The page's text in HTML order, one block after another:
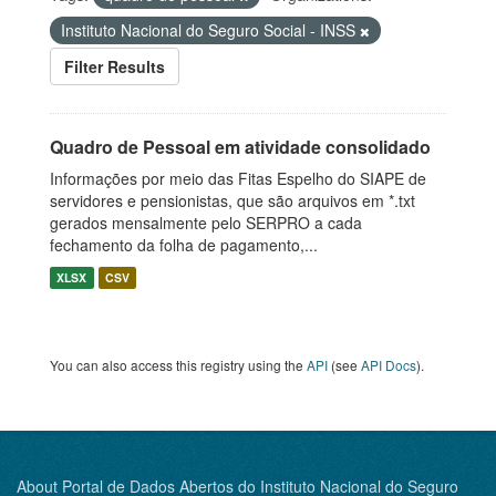
Instituto Nacional do Seguro Social - INSS
Filter Results
Quadro de Pessoal em atividade consolidado
Informações por meio das Fitas Espelho do SIAPE de
servidores e pensionistas, que são arquivos em *.txt
gerados mensalmente pelo SERPRO a cada
fechamento da folha de pagamento,...
XLSX CSV
You can also access this registry using the API (see API Docs).
About Portal de Dados Abertos do Instituto Nacional do Seguro